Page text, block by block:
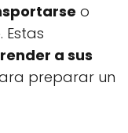
o
. Estas
a sus
preparar un